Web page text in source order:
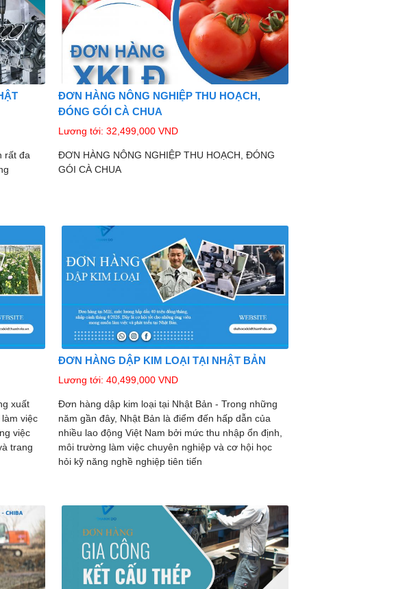
rất đa
ĐƠN HÀNG NÔNG NGHIỆP THU HOẠCH,
ĐÓNG GÓI CÀ CHUA
Lương tới: 32,499,000 VND
ĐƠN HÀNG NÔNG NGHIỆP THU HOẠCH, ĐÓNG
GÓI CÀ CHUA
xuất
việc
việc
trang
ĐƠN HÀNG DẬP KIM LOẠI TẠI NHẬT BẢN
Lương tới: 40,499,000 VND
Đơn hàng dập kim loại tại Nhật Bản - Trong những
năm gần đây, Nhật Bản là điểm đến hấp dẫn của
nhiều lao động Việt Nam bởi mức thu nhập ổn định,
môi trường làm việc chuyên nghiệp và cơ hội học
hỏi kỹ năng nghề nghiệp tiên tiến